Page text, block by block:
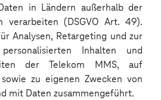
in Ländern außerhalb der
verarbeiten (DSGVO Art. 49).
Analysen, Retargeting und zur
Inhalten und
der Telekom MMS, auf
zu eigenen Zwecken von
mit Daten zusammengeführt.
unsere
eine Auswahl: